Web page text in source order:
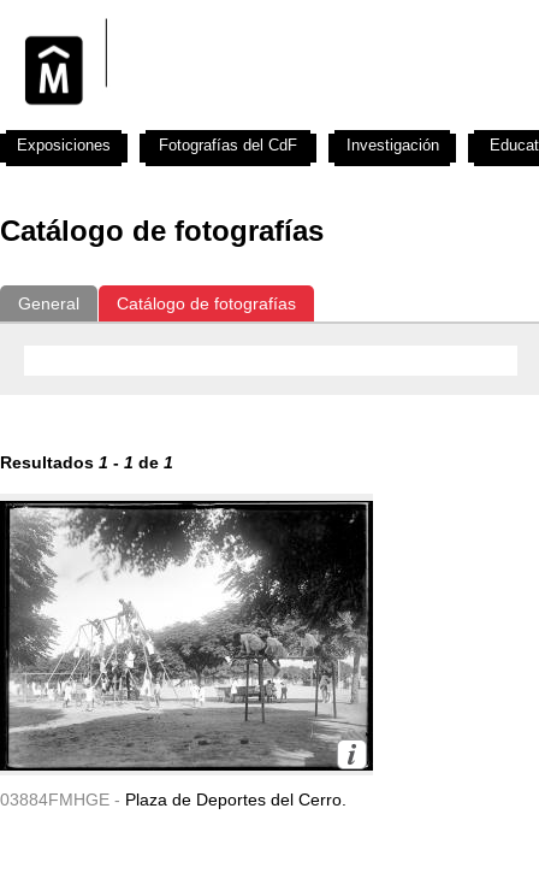
Catálogo de fotografías
General Catálogo de fotografías
Resultados 1 - 1 de 1
03884FMHGE - Plaza de Deportes del Cerro.
Exposiciones Fotografías del CdF Investigación